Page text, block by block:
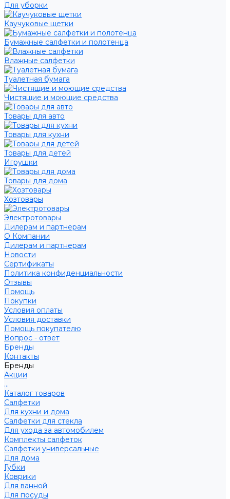
Для уборки
Каучуковые щетки
Бумажные салфетки и полотенца
Влажные салфетки
Туалетная бумага
Чистящие и моющие средства
Товары для авто
Товары для кухни
Товары для детей
Игрушки
Товары для дома
Хозтовары
Электротовары
Дилерам и партнерам
О Компании
Дилерам и партнерам
Новости
Сертификаты
Политика конфиденциальности
Отзывы
Помощь
Покупки
Условия оплаты
Условия доставки
Помощь покупателю
Вопрос - ответ
Бренды
Контакты
Бренды
Акции
...
Каталог товаров
Салфетки
Для кухни и дома
Салфетки для стекла
Для ухода за автомобилем
Комплекты салфеток
Салфетки универсальные
Для дома
Губки
Коврики
Для ванной
Для посуды